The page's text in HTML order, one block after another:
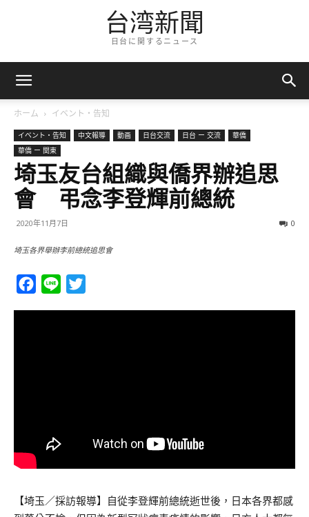
台湾新聞
日台に関するニュース
ホーム イベント・告知
イベント・告知 中文報導 動画 日台交流 日台 ー 交流
華僑
華僑 ー 関東
埼玉友台組織與僑界辦追思
會 弔念李登輝前總統
2020年11月7日 0
埼玉各界舉辦李前總統追思會
Facebook
Line
【埼玉／採訪報導】自從李登輝前總統逝世後，日本各界都感